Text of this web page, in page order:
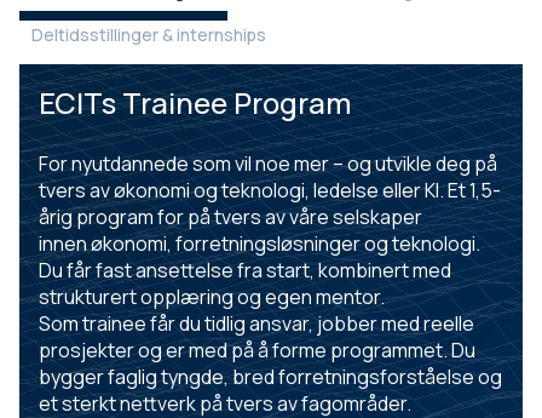
ECITs Trainee Program
For nyutdannede som vil noe mer – og utvikle deg på
tvers av økonomi og teknologi, ledelse eller KI. Et 1,5-
årig program for på tvers av våre selskaper
innen økonomi, forretningsløsninger og teknologi.
Du får fast ansettelse fra start, kombinert med
strukturert opplæring og egen mentor.
Som trainee får du tidlig ansvar, jobber med reelle
prosjekter og er med på å forme programmet. Du
bygger faglig tyngde, bred forretningsforståelse og
et sterkt nettverk på tvers av fagområder.
Deltidsstillinger & internships